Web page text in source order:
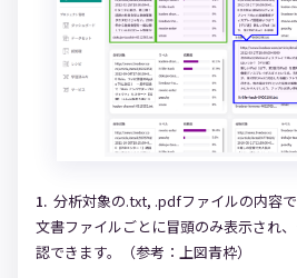
分析対象の.txt, .pdfファイルの内容で
文書ファイルごとに冒頭のみ表示され
認できます。（参考：上図青枠）